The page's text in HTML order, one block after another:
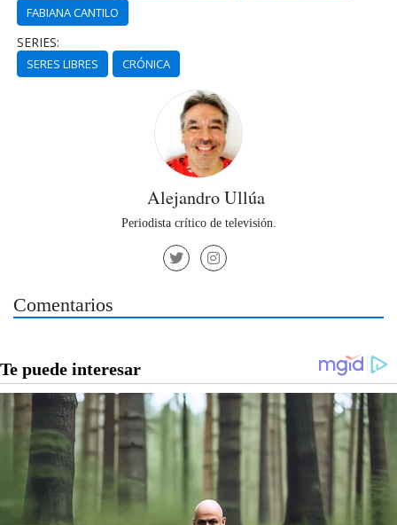
FABIANA CANTILO
SERIES:
SERES LIBRES CRÓNICA
Alejandro Ullúa
Periodista crítico de televisión.
Comentarios